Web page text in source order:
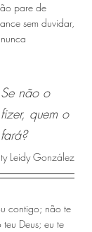
pare de
sem duvidar,
Se não o
fizer, quem o
fará?
Leidy González
contigo; não te
Deus; eu te